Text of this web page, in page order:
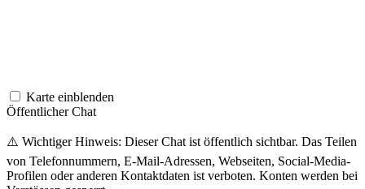
Karte einblenden
Öffentlicher Chat
⚠️ Wichtiger Hinweis: Dieser Chat ist öffentlich sichtbar. Das Teilen
von Telefonnummern, E-Mail-Adressen, Webseiten, Social-Media-
Profilen oder anderen Kontaktdaten ist verboten. Konten werden bei